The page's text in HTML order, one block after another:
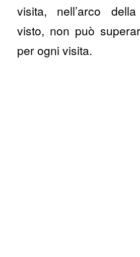
visita, nell’arco
visto, non può
per ogni visita.